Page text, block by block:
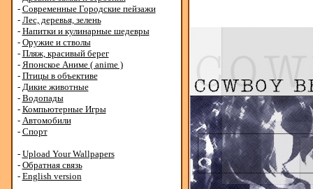
- Современные Городские пейзажи
- Лес, деревья, зелень
- Напитки и кулинарные шедевры
- Оружие и стволы
- Пляж, красивый берег
- Японское Аниме ( anime )
- Птицы в объективе
- Дикие животные
- Водопады
- Компьютерные Игры
- Автомобили
- Спорт
- Upload Your Wallpapers
- Обратная связь
- English version